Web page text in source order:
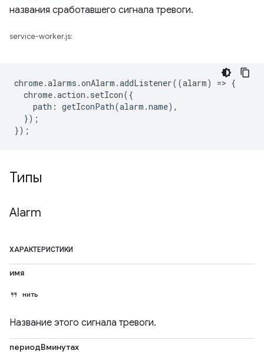
названия сработавшего сигнала тревоги.
service-worker.js:
chrome.alarms .onAlarm .addListener((alarm) => {
chrome.action . setIcon({
path : getIconPath(alarm .name),
});
});
Типы
Alarm
ХАРАКТЕРИСТИКИ
имя
нить
Название этого сигнала тревоги.
периодВминутах